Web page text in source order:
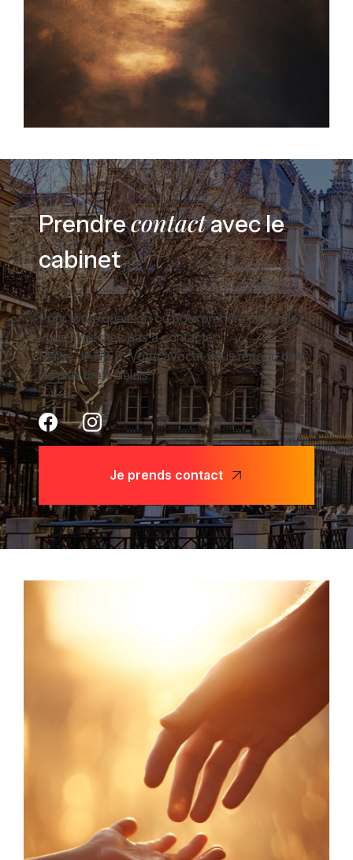
Prendrecontactavec le
cabinet
Pour toute question ou pour prendre un rendez-
vous, n’hésitez pas à contacter
Maître JANIER. Votre avocat vous répond dans
les plus brefs délais.
Je prends contact